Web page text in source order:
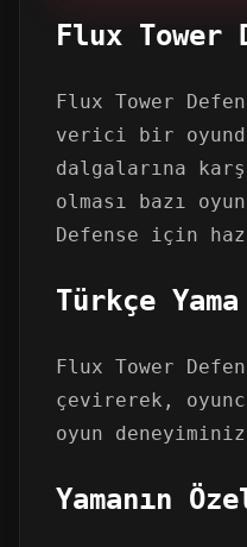
Flux Tower
Flux Tower
verici bir
dalgalarına
olması bazı
Defense için
Türkçe
Flux Tower
çevirerek,
oyun
Yamanın